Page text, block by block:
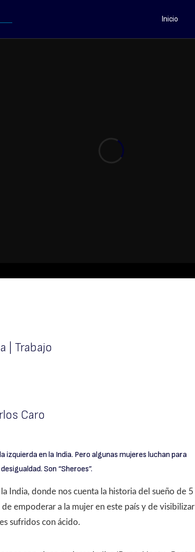
Inicio
| Trabajo
Caro
izquierda en la India. Pero algunas mujeres luchan para
Son “Sheroes”.
India, donde nos cuenta la historia del sueño de 5
empoderar a la mujer en este país y de visibilizar
sufridos con ácido.